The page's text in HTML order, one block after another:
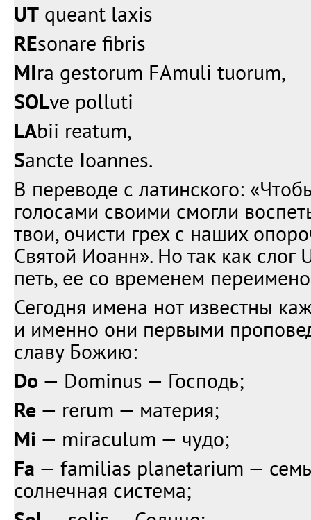
UT queant laxis
REsonare fibris
MIra gestorum FAmuli tuorum,
SOLve polluti
LAbii reatum,
Sancte Ioannes.
В переводе с латинского:
голосами своими смогли
твои, очисти грех с наших
Святой Иоанн». Но так как слог
петь, ее со временем
Сегодня имена нот известны
и именно они первыми
славу Божию:
Do — Dominus — Господь;
Re — rerum — материя;
Mi — miraculum — чудо;
Fa — familias рlanetarium —
солнечная система;